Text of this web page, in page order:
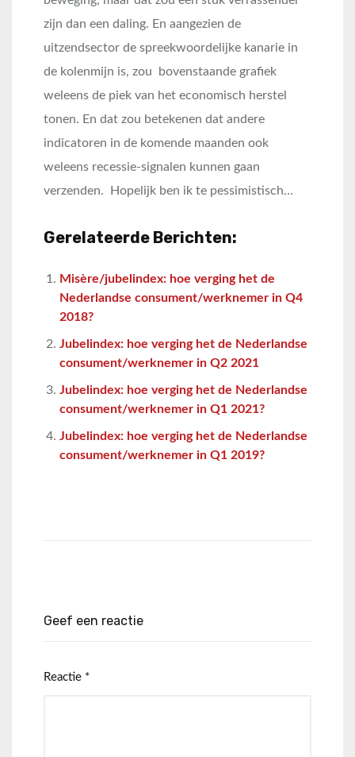
zijn dan een daling. En aangezien de
uitzendsector de spreekwoordelijke kanarie in
de kolenmijn is, zou bovenstaande grafiek
weleens de piek van het economisch herstel
tonen. En dat zou betekenen dat andere
indicatoren in de komende maanden ook
weleens recessie-signalen kunnen gaan
verzenden. Hopelijk ben ik te pessimistisch…
Gerelateerde Berichten:
Misère/jubelindex: hoe verging het de
Nederlandse consument/werknemer in Q4
2018?
Jubelindex: hoe verging het de Nederlandse
consument/werknemer in Q2 2021
Jubelindex: hoe verging het de Nederlandse
consument/werknemer in Q1 2021?
Jubelindex: hoe verging het de Nederlandse
consument/werknemer in Q1 2019?
Geef een reactie
Reactie *